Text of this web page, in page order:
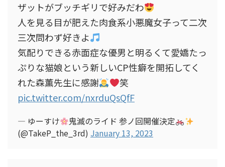
ザットがブッチギリで好みだわ
人を見る目が肥えた肉食系小悪魔女子って二次
三次問わず好きよ
気配りできる赤面症な優男と明るくて愛嬌たっ
ぷりな猫娘という新しいCP性癖を開拓してく
れた森薫先生に感謝
笑
pic.twitter.com/nxrduQsQfF
— ゆーすけ
鬼滅のライド 参ノ回開催決定
(@TakeP_the_3rd) January 13, 2023